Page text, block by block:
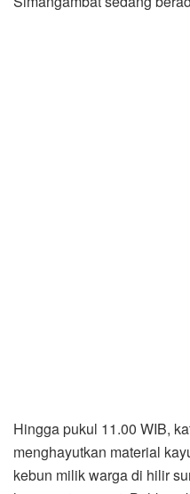
Hingga pukul 11.00 WIB,
menghayutkan material
kebun milik warga di hilir